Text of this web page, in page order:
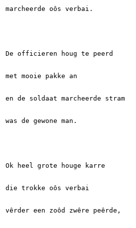
marcheerde oôs verbai.
De officieren houg te peerd
met mooie pakke an
en de soldaat marcheerde stram
was de gewone man.
Ok heel grote houge karre
die trokke oôs verbai
vêrder een zoôd zwêre peêrde,